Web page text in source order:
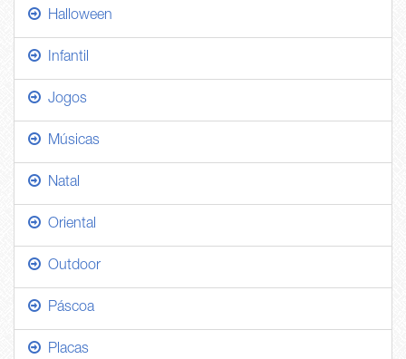
Halloween
Infantil
Jogos
Músicas
Natal
Oriental
Outdoor
Páscoa
Placas